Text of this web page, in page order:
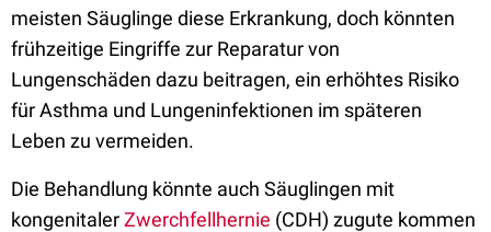
meisten Säuglinge diese Erkrankung, doch könnten
frühzeitige Eingriffe zur Reparatur von
Lungenschäden dazu beitragen, ein erhöhtes Risiko
für Asthma und Lungeninfektionen im späteren
Leben zu vermeiden.
Die Behandlung könnte auch Säuglingen mit
kongenitalerZwerchfellhernie (CDH) zugute kommen